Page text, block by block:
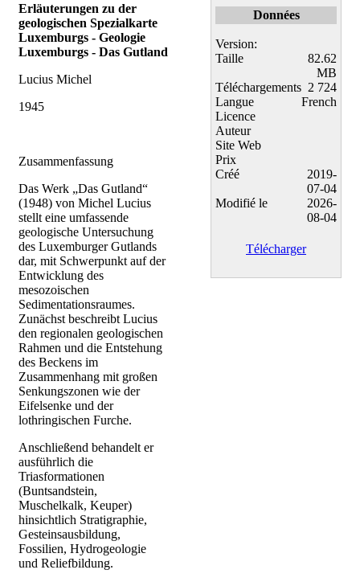
Erläuterungen zu der
geologischen Spezialkarte
Luxemburgs - Geologie
Luxemburgs - Das Gutland
Lucius Michel
1945
Zusammenfassung
Das Werk „Das Gutland“
(1948) von Michel Lucius
stellt eine umfassende
geologische Untersuchung
des Luxemburger Gutlands
dar, mit Schwerpunkt auf der
Entwicklung des
mesozoischen
Sedimentationsraumes.
Zunächst beschreibt Lucius
den regionalen geologischen
Rahmen und die Entstehung
des Beckens im
Zusammenhang mit großen
Senkungszonen wie der
Eifelsenke und der
lothringischen Furche.
Anschließend behandelt er
ausführlich die
Triasformationen
(Buntsandstein,
Muschelkalk, Keuper)
hinsichtlich Stratigraphie,
Gesteinsausbildung,
Fossilien, Hydrogeologie
und Reliefbildung.
Données
Version:
Taille
82.62
MB
Téléchargements 2 724
Langue
French
Licence
Auteur
Site Web
Prix
Créé
2019-
07-04
Modifié le
2026-
08-04
Télécharger